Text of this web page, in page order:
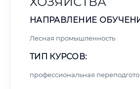
НАПРАВЛЕНИЕ
Лесная промышленность
ТИП КУРСОВ:
профессиональная